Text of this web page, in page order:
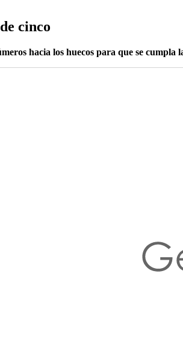
cinco
hacia los huecos para que se cumpla